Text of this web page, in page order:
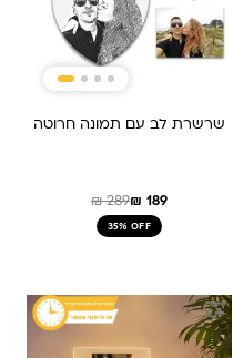
שרשרת לב עם תמונה חרוטה
₪289₪ 189
35% OFF